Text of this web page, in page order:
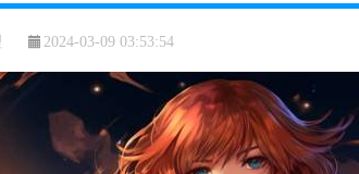
2024-03-09 03:53:54